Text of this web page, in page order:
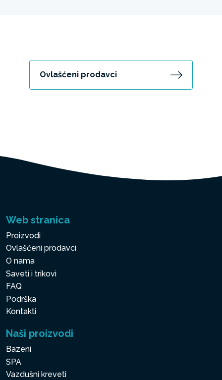
Ovlašćeni prodavci
Web stranica
Proizvodi
Ovlašćeni prodavci
O nama
Saveti i trikovi
FAQ
Podrška
Kontakti
Naši proizvodi
Bazeni
SPA
Vazdušni kreveti